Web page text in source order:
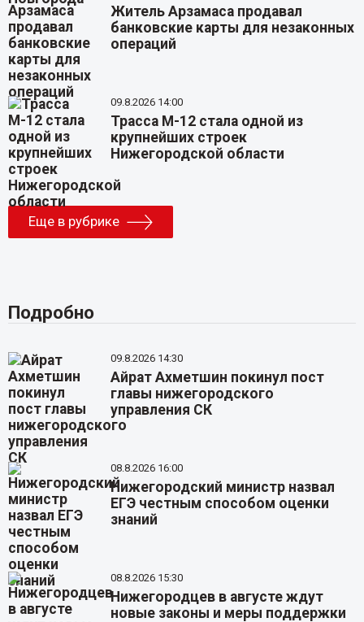
Житель Арзамаса продавал
банковские карты для незаконных
операций
09.8.2026 14:00
Трасса М-12 стала одной из
крупнейших строек
Нижегородской области
Еще в рубрике
Подробно
09.8.2026 14:30
Айрат Ахметшин покинул пост
главы нижегородского
управления СК
08.8.2026 16:00
Нижегородский министр назвал
ЕГЭ честным способом оценки
знаний
08.8.2026 15:30
Нижегородцев в августе ждут
новые законы и меры поддержки